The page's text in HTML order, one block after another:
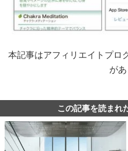
本記事はアフィリエイトプロ
が
この記事を読まれ